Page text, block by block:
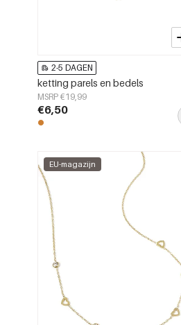
2-5 DAGEN
ketting parels en bedels
MSRP €19,99
€6,50
EU-magazijn